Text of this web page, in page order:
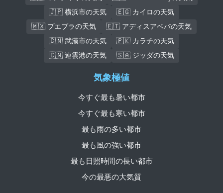
🇯🇵 横浜市の天気
🇪🇬 カイロの天気
🇲🇽 プエブラの天気
🇪🇹 アディスアベバの天気
🇨🇳 武漢市の天気
🇵🇰 カラチの天気
🇨🇳 連雲港の天気
🇸🇦 ジッダの天気
気象極値
今すぐ最も暑い都市
今すぐ最も寒い都市
最も雨の多い都市
最も風の強い都市
最も日照時間の長い都市
今の最悪の大気質